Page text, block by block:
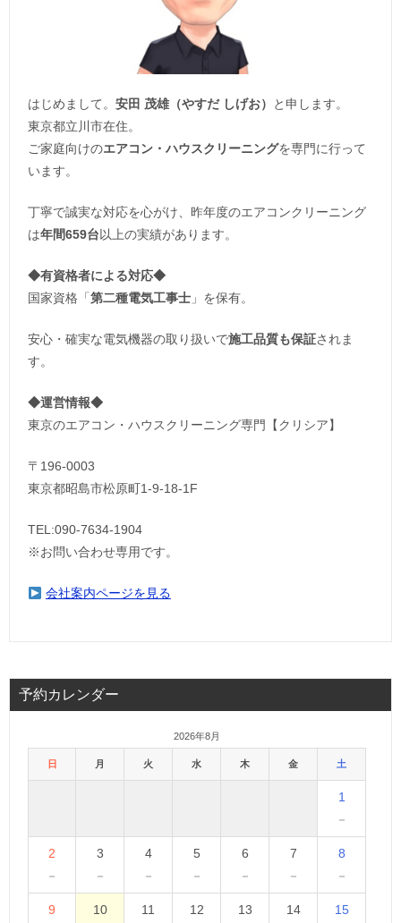
はじめまして。 安田 茂雄（やすだ しげお）
と申します。
東京都立川市在住。
ご家庭向けのエアコン・ハウスクリーニングを専門に行って
います。
丁寧で誠実な対応を心がけ、昨年度のエアコンクリーニング
は年間659台以上の実績があります。
◆有資格者による対応◆
国家資格「 第二種電気工事士 」を保有。
安心・確実な電気機器の取り扱いで施工品質も保証されま
す。
◆運営情報◆
東京のエアコン・ハウスクリーニング専門【クリシア】
〒196-0003
東京都昭島市松原町1-9‐18‐1F
TEL:090-7634-1904
※お問い合わせ専用です。
会社案内ページを見る
予約カレンダー
2026年8月
日 月 火 水 木 金 土
1
－
2
－
3
－
4
－
5
－
6
－
7
－
8
－
9
10
11
12
13
14
15